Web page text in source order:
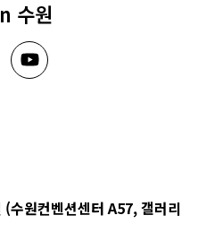
수원
수원컨벤션센터 A57, 갤러리